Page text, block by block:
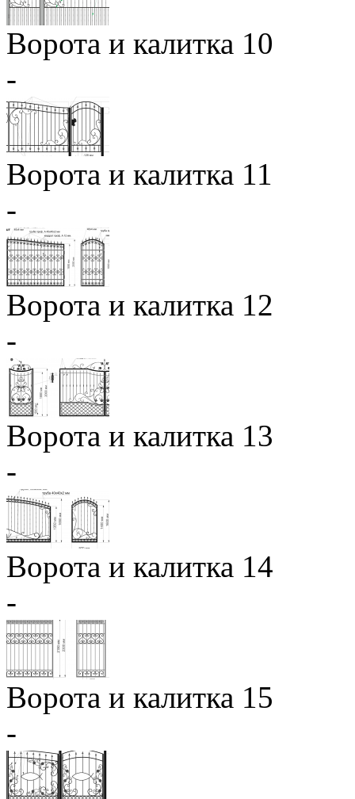
Ворота и калитка 10
-
Ворота и калитка 11
-
Ворота и калитка 12
-
Ворота и калитка 13
-
Ворота и калитка 14
-
Ворота и калитка 15
-